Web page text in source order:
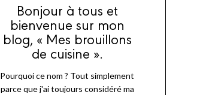
Bonjour à tous et
bienvenue sur mon
blog, « Mes brouillons
de cuisine ».
Pourquoi ce nom ? Tout simplement
parce que j'ai toujours considéré ma